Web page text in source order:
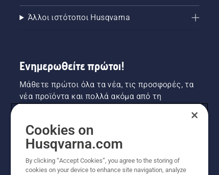
Άλλοι ιστότοποι Husqvarna
Ενημερωθείτε πρώτοι!
Μάθετε πρώτοι όλα τα νέα, τις προσφορές, τα
νέα προϊόντα και πολλά ακόμα από τη
ΕΓΓΡΑΦΉ ΣΤΟ ΕΝΗΜΕΡΩΤΙΚΌ ΔΕΛΤΊΟ
Cookies on
Husqvarna.com
By clicking “Accept Cookies”, you agree to the storing of
cookies on your device to enhance site navigation, analyze